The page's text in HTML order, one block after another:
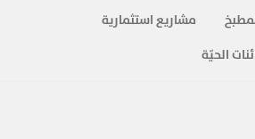
مشاريع استثمارية
الحيّة